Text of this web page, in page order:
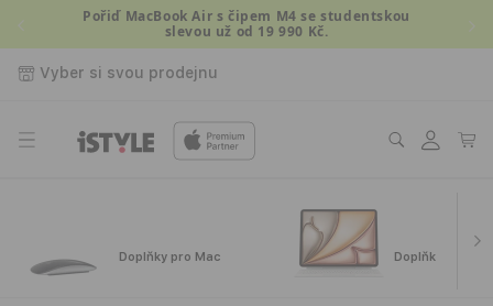
Přejít kPořiď MacBook Air s čipem M4 se studentskou
slevou už od 19 990 Kč.
Vyber si svou prodejnu
Přihlásit
se
Košík
Doplňky pro Mac Doplňky pro